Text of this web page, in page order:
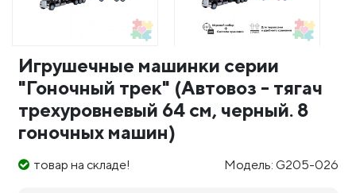
Игрушечные машинки серии
"Гоночный трек" (Автовоз - тягач
трехуровневый 64 см, черный. 8
гоночных машин)
товар на складе! Модель: G205-026